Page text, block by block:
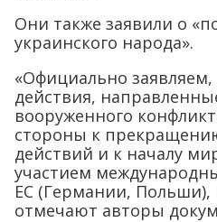
Они также заявили о
украинского народа».
«Официально
действия,
вооруженного
стороны к
действий и к началу
участием
ЕС (Германии, Польши),
отмечают авторы